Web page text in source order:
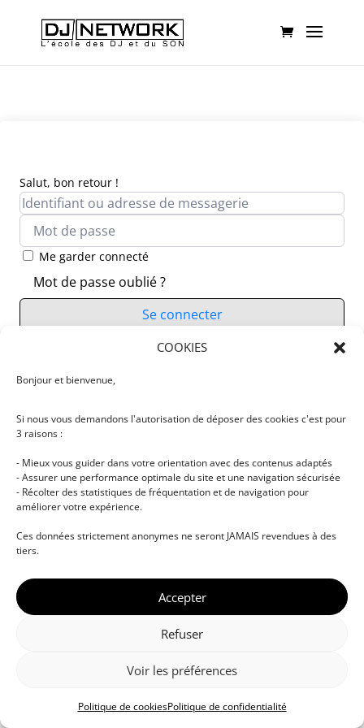
COOKIES
Bonjour et bienvenue,
Si nous vous demandons l'autorisation de déposer des cookies c'est pour
3 raisons :
- Mieux vous guider dans votre orientation avec des contenus adaptés
- Assurer une performance optimale du site et une navigation sécurisée
- Récolter des statistiques de fréquentation et de navigation pour
améliorer votre expérience.
Ces données strictement anonymes ne seront JAMAIS revendues à des
tiers.
Accepter
Refuser
Voir les préférences
Politique de cookiesPolitique de confidentialité
Salut, bon retour !
Me garder connecté
Mot de passe oublié ?
Se connecter
Vous n’avez pas de compte ?
musicale • Certifications professionnelles • Paris •